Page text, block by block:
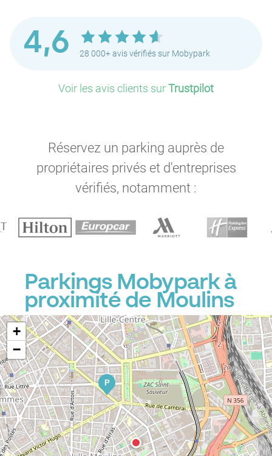
4,6 28 000+ avis vérifiés sur Mobypark
Voir les avis clients surTrustpilot
Réservez un parking auprès de
propriétaires privés et d'entreprises
vérifiés, notamment :
Parkings Mobypark à
proximité de Moulins
P
+
−